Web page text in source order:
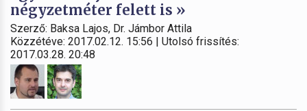
négyzetméter felett is »
Szerző: Baksa Lajos, Dr. Jámbor Attila
Közzétéve: 2017.02.12. 15:56 | Utolsó frissítés:
2017.03.28. 20:48